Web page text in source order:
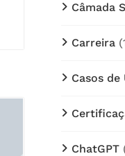
Câmada
Carreira
Casos de
ChatGPT